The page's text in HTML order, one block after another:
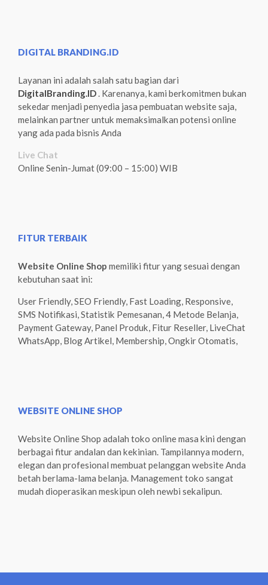
DIGITAL BRANDING.ID
Layanan ini adalah salah satu bagian dari
DigitalBranding.ID . Karenanya, kami berkomitmen bukan
sekedar menjadi penyedia jasa pembuatan website saja,
melainkan partner untuk memaksimalkan potensi online
yang ada pada bisnis Anda
Live Chat
Online Senin-Jumat (09:00 – 15:00) WIB
FITUR TERBAIK
Website Online Shop memiliki fitur yang sesuai dengan
kebutuhan saat ini:
User Friendly, SEO Friendly, Fast Loading, Responsive,
SMS Notifikasi, Statistik Pemesanan, 4 Metode Belanja,
Payment Gateway, Panel Produk, Fitur Reseller, LiveChat
WhatsApp, Blog Artikel, Membership, Ongkir Otomatis,
WEBSITE ONLINE SHOP
Website Online Shop adalah toko online masa kini dengan
berbagai fitur andalan dan kekinian. Tampilannya modern,
elegan dan profesional membuat pelanggan website Anda
betah berlama-lama belanja. Management toko sangat
mudah dioperasikan meskipun oleh newbi sekalipun.